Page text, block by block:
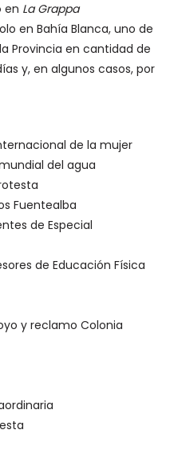
en La Grappa
en Bahía Blanca, uno de
Provincia en cantidad de
y, en algunos casos, por
de la mujer
del agua
Fuentealba
de Especial
de Educación Física
y reclamo Colonia